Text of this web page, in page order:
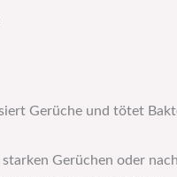
Gerüche und tötet
starken Gerüchen oder